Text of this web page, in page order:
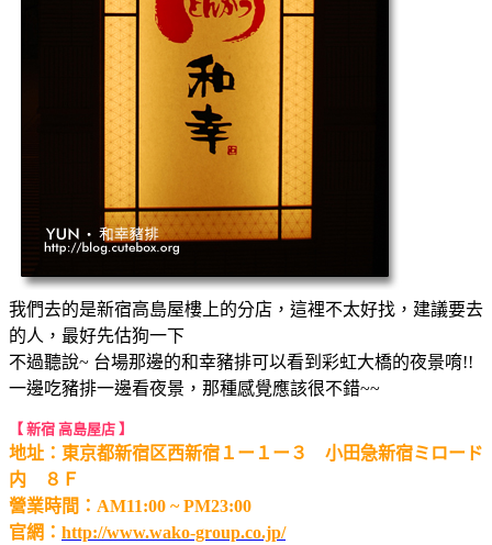
我們去的是新宿高島屋樓上的分店，這裡不太好找，建議要去
的人，最好先估狗一下
不過聽說~ 台場那邊的和幸豬排可以看到彩虹大橋的夜景唷!!
一邊吃豬排一邊看夜景，那種感覺應該很不錯~~
【 新宿 高島屋店 】
地址： 東京都新宿区西新宿１ー１ー３ 小田急新宿ミロード
内 ８Ｆ
營業時間：AM11:00 ~ PM23:00
官網： http://www.wako-group.co.jp/